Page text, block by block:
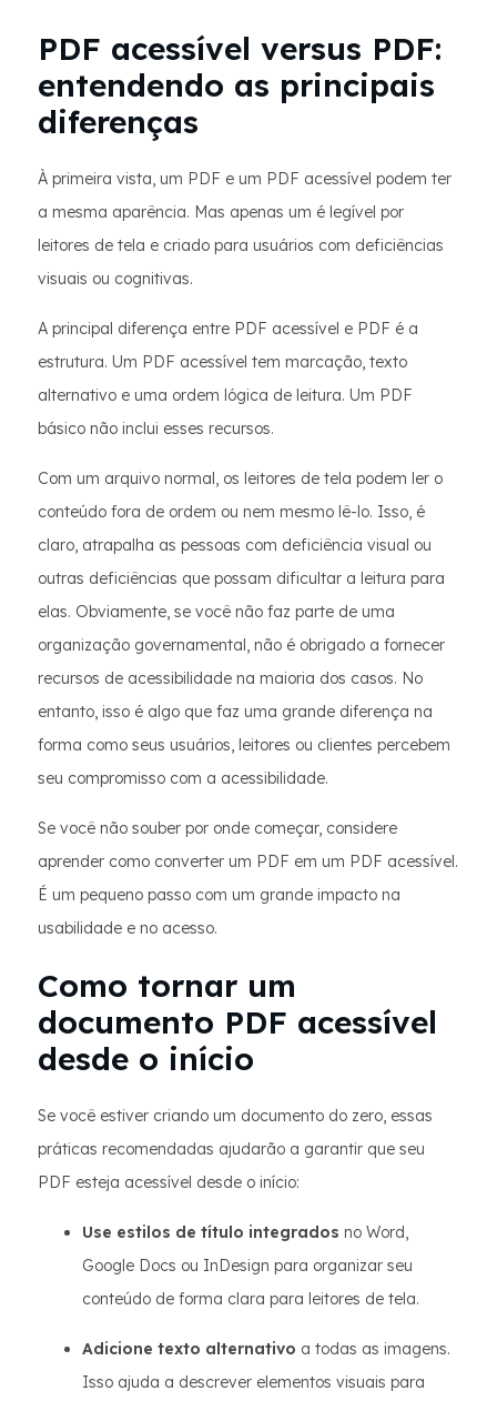
PDF acessível versus PDF:
entendendo as principais
diferenças
À primeira vista, um PDF e um PDF acessível podem ter
a mesma aparência. Mas apenas um é legível por
leitores de tela e criado para usuários com deficiências
visuais ou cognitivas.
A principal diferença entre PDF acessível e PDF é a
estrutura. Um PDF acessível tem marcação, texto
alternativo e uma ordem lógica de leitura. Um PDF
básico não inclui esses recursos.
Com um arquivo normal, os leitores de tela podem ler o
conteúdo fora de ordem ou nem mesmo lê-lo. Isso, é
claro, atrapalha as pessoas com deficiência visual ou
outras deficiências que possam dificultar a leitura para
elas. Obviamente, se você não faz parte de uma
organização governamental, não é obrigado a fornecer
recursos de acessibilidade na maioria dos casos. No
entanto, isso é algo que faz uma grande diferença na
forma como seus usuários, leitores ou clientes percebem
seu compromisso com a acessibilidade.
Se você não souber por onde começar, considere
aprender como converter um PDF em um PDF acessível.
É um pequeno passo com um grande impacto na
usabilidade e no acesso.
Como tornar um
documento PDF acessível
desde o início
Se você estiver criando um documento do zero, essas
práticas recomendadas ajudarão a garantir que seu
PDF esteja acessível desde o início:
Use estilos de título integrados no Word,
Google Docs ou InDesign para organizar seu
conteúdo de forma clara para leitores de tela.
Adicione texto alternativo a todas as imagens.
Isso ajuda a descrever elementos visuais para